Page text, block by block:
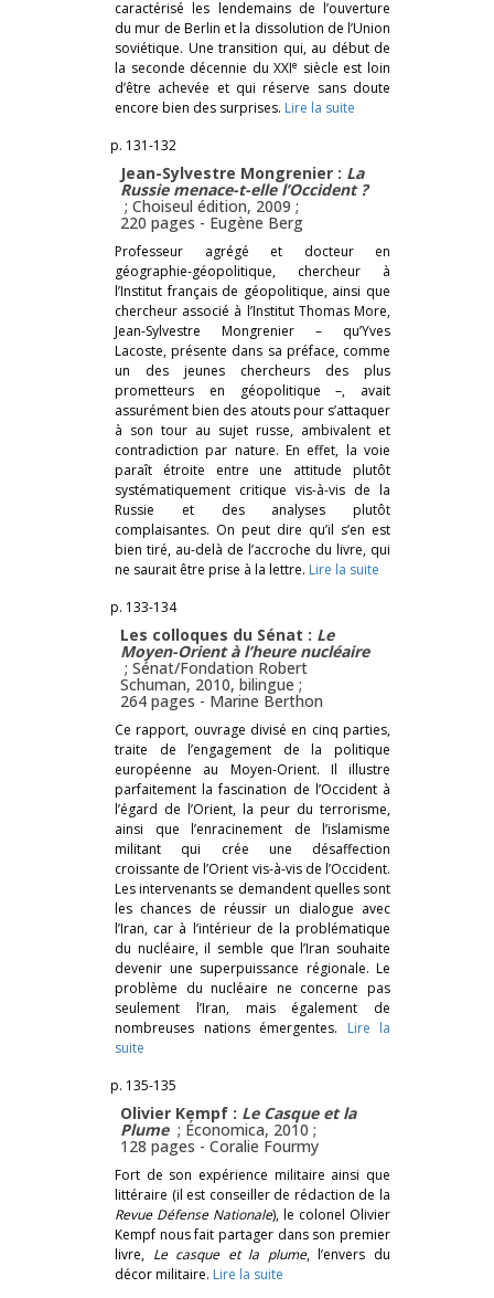
caractérisé les lendemains de l’ouverture
du mur de Berlin et la dissolution de l’Union
soviétique. Une transition qui, au début de
la seconde décennie du XXIe siècle est loin
d’être achevée et qui réserve sans doute
encore bien des surprises. Lire la suite
p. 131-132
Jean-Sylvestre Mongrenier : La
Russie menace-t-elle l’Occident ?
; Choiseul édition, 2009 ;
220 pages - Eugène Berg
Professeur agrégé et docteur en
géographie-géopolitique, chercheur à
l’Institut français de géopolitique, ainsi que
chercheur associé à l’Institut Thomas More,
Jean-Sylvestre Mongrenier – qu’Yves
Lacoste, présente dans sa préface, comme
un des jeunes chercheurs des plus
prometteurs en géopolitique –, avait
assurément bien des atouts pour s’attaquer
à son tour au sujet russe, ambivalent et
contradiction par nature. En effet, la voie
paraît étroite entre une attitude plutôt
systématiquement critique vis-à-vis de la
Russie et des analyses plutôt
complaisantes. On peut dire qu’il s’en est
bien tiré, au-delà de l’accroche du livre, qui
ne saurait être prise à la lettre. Lire la suite
p. 133-134
Les colloques du Sénat : Le
Moyen-Orient à l’heure nucléaire
; Sénat/Fondation Robert
Schuman, 2010, bilingue ;
264 pages - Marine Berthon
Ce rapport, ouvrage divisé en cinq parties,
traite de l’engagement de la politique
européenne au Moyen-Orient. Il illustre
parfaitement la fascination de l’Occident à
l’égard de l’Orient, la peur du terrorisme,
ainsi que l’enracinement de l’islamisme
militant qui crée une désaffection
croissante de l’Orient vis-à-vis de l’Occident.
Les intervenants se demandent quelles sont
les chances de réussir un dialogue avec
l’Iran, car à l’intérieur de la problématique
du nucléaire, il semble que l’Iran souhaite
devenir une superpuissance régionale. Le
problème du nucléaire ne concerne pas
seulement l’Iran, mais également de
nombreuses nations émergentes. Lire la
suite
p. 135-135
Olivier Kempf : Le Casque et la
Plume ; Économica, 2010 ;
128 pages - Coralie Fourmy
Fort de son expérience militaire ainsi que
littéraire (il est conseiller de rédaction de la
Revue Défense Nationale), le colonel Olivier
Kempf nous fait partager dans son premier
livre, Le casque et la plume, l’envers du
décor militaire. Lire la suite